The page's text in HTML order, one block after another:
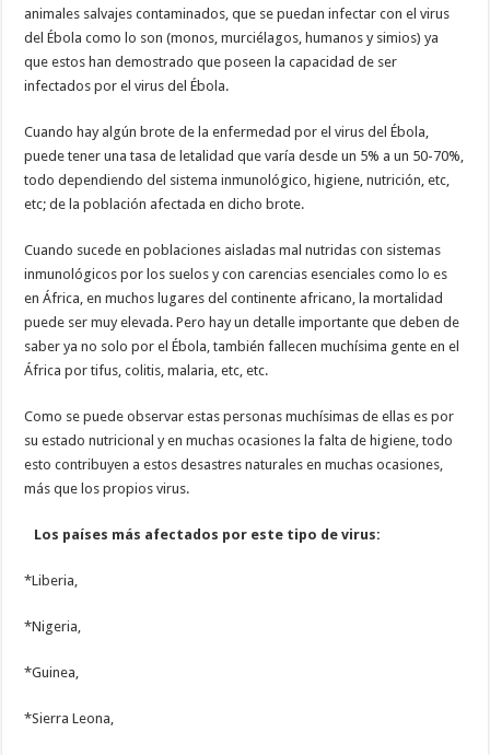
animales salvajes contaminados, que se puedan infectar con el virus
del Ébola como lo son (monos, murciélagos, humanos y simios) ya
que estos han demostrado que poseen la capacidad de ser
infectados por el virus del Ébola.
Cuando hay algún brote de la enfermedad por el virus del Ébola,
puede tener una tasa de letalidad que varía desde un 5% a un 50-70%,
todo dependiendo del sistema inmunológico, higiene, nutrición, etc,
etc; de la población afectada en dicho brote.
Cuando sucede en poblaciones aisladas mal nutridas con sistemas
inmunológicos por los suelos y con carencias esenciales como lo es
en África, en muchos lugares del continente africano, la mortalidad
puede ser muy elevada. Pero hay un detalle importante que deben de
saber ya no solo por el Ébola, también fallecen muchísima gente en el
África por tifus, colitis, malaria, etc, etc.
Como se puede observar estas personas muchísimas de ellas es por
su estado nutricional y en muchas ocasiones la falta de higiene, todo
esto contribuyen a estos desastres naturales en muchas ocasiones,
más que los propios virus.
Los países más afectados por este tipo de virus:
*Liberia,
*Nigeria,
*Guinea,
*Sierra Leona,